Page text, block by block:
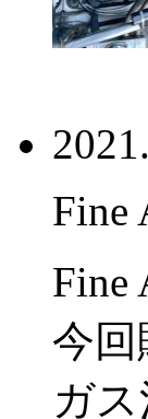
Fine
Fine
今
ガ